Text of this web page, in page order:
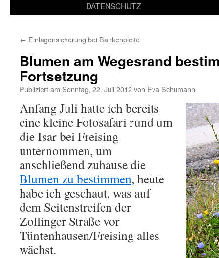
DATENSCHUTZ
← Einlagensicherung bei Bankenpleite
Blumen am Wegesrand
Fortsetzung
Publiziert am Sonntag, 22. Juli 2012von Eva Schumann
Anfang Juli hatte ich bereits
eine kleine Fotosafari rund um
die Isar bei Freising
unternommen, um
anschließend zuhause die
Blumen zu bestimmen, heute
habe ich geschaut, was auf
dem Seitenstreifen der
Zollinger Straße vor
Tüntenhausen/Freising alles
wächst.